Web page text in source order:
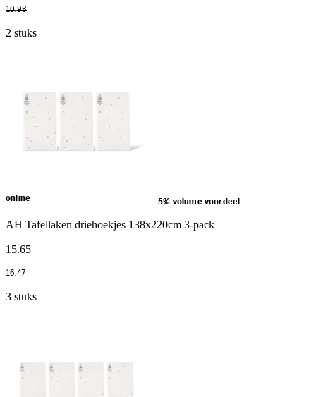
10.98
2 stuks
online 5% volume voordeel
AH Tafellaken driehoekjes 138x220cm 3-pack
15.65
16.47
3 stuks